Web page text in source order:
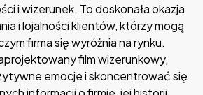
i wizerunek. To doskonała okazja
i lojalności klientów, którzy mogą
firma się wyróżnia na rynku.
film wizerunkowy,
emocje i skoncentrować się